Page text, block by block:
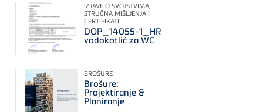
IZJAVE O SVOJSTVIMA,
STRUČNA MIŠLJENJA I
CERTIFIKATI
DOP_14055-1_HR
vodokotlić za WC
BROŠURE
Brošure:
Projektiranje &
Planiranje